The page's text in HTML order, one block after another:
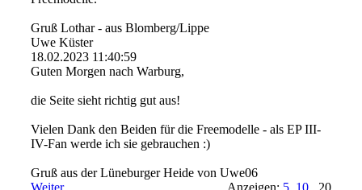
Gruß Lothar - aus Blomberg/Lippe
Uwe Küster
18.02.2023 11:40:59
Guten Morgen nach Warburg,
die Seite sieht richtig gut aus!
Vielen Dank den Beiden für die Freemodelle - als EP III-
IV-Fan werde ich sie gebrauchen :)
Gruß aus der Lüneburger Heide von Uwe06